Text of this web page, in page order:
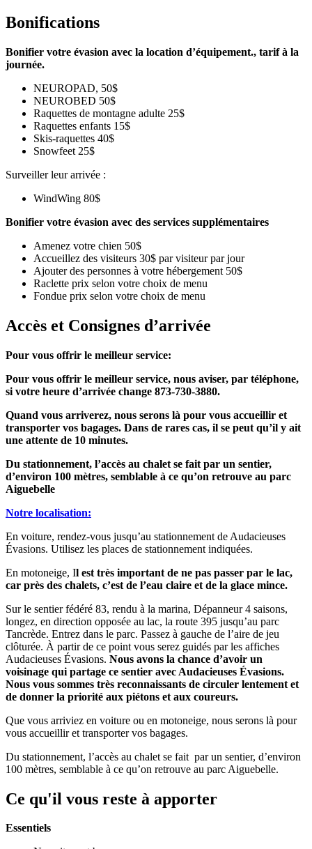
Bonifications
Bonifier votre évasion avec la location d’équipement., tarif à la
journée.
NEUROPAD, 50$
NEUROBED 50$
Raquettes de montagne adulte 25$
Raquettes enfants 15$
Skis-raquettes 40$
Snowfeet 25$
Surveiller leur arrivée :
WindWing 80$
Bonifier votre évasion avec des services supplémentaires
Amenez votre chien 50$
Accueillez des visiteurs 30$ par visiteur par jour
Ajouter des personnes à votre hébergement 50$
Raclette prix selon votre choix de menu
Fondue prix selon votre choix de menu
Accès et Consignes d’arrivée
Pour vous offrir le meilleur service:
Pour vous offrir le meilleur service, nous aviser, par téléphone,
si votre heure d’arrivée change 873-730-3880.
Quand vous arriverez, nous serons là pour vous accueillir et
transporter vos bagages. Dans de rares cas, il se peut qu’il y ait
une attente de 10 minutes.
Du stationnement, l’accès au chalet se fait par un sentier,
d’environ 100 mètres, semblable à ce qu’on retrouve au parc
Aiguebelle
Notre localisation:
En voiture, rendez-vous jusqu’au stationnement de Audacieuses
Évasions. Utilisez les places de stationnement indiquées.
En motoneige, Il est très important de ne pas passer par le lac,
car près des chalets, c’est de l’eau claire et de la glace mince.
Sur le sentier fédéré 83, rendu à la marina, Dépanneur 4 saisons,
longez, en direction opposée au lac, la route 395 jusqu’au parc
Tancrède. Entrez dans le parc. Passez à gauche de l’aire de jeu
clôturée. À partir de ce point vous serez guidés par les affiches
Audacieuses Évasions. Nous avons la chance d’avoir un
voisinage qui partage ce sentier avec Audacieuses Évasions.
Nous vous sommes très reconnaissants de circuler lentement et
de donner la priorité aux piétons et aux coureurs.
Que vous arriviez en voiture ou en motoneige, nous serons là pour
vous accueillir et transporter vos bagages.
Du stationnement, l’accès au chalet se fait par un sentier, d’environ
100 mètres, semblable à ce qu’on retrouve au parc Aiguebelle.
Ce qu'il vous reste à apporter
Essentiels